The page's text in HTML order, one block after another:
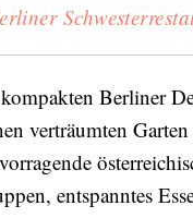
Berliner
verträumten
entspanntes